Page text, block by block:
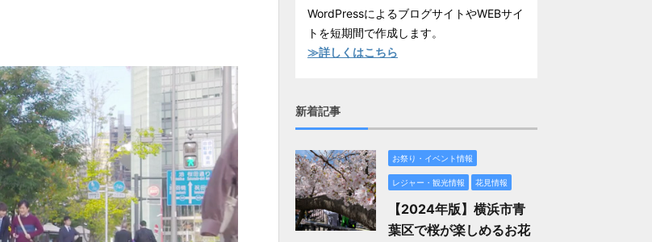
WordPressによるブログサイトやWEBサイ
トを短期間で作成します。
≫詳しくはこちら
新着記事
お祭り・イベント情報
レジャー・観光情報 花見情報
【2024年版】横浜市青
葉区で桜が楽しめるお花